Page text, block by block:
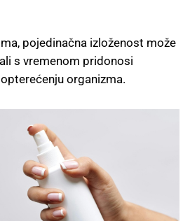
pojedinačna izloženost može
s vremenom pridonosi
organizma.